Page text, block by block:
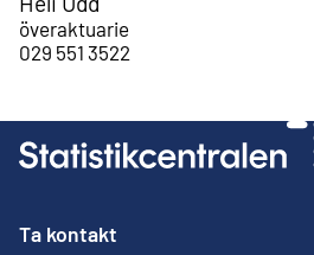
överaktuarie
029 551 3522
Ta kontakt